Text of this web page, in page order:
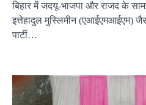
बिहार में जदयू-भाजपा और राजद के
इत्तेहादुल मुस्लिमीन (एआईएमआईएम)
पार्टी…